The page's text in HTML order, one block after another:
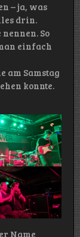
– ja, was
drin.
So
einfach
am Samstag
konnte.
Name